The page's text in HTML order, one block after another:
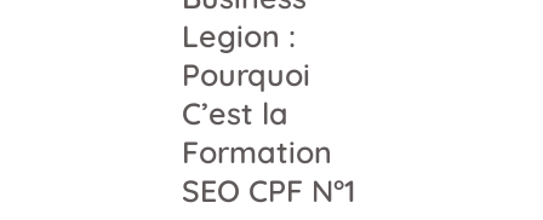
Legion :
Pourquoi
C’est la
Formation
SEO CPF N°1